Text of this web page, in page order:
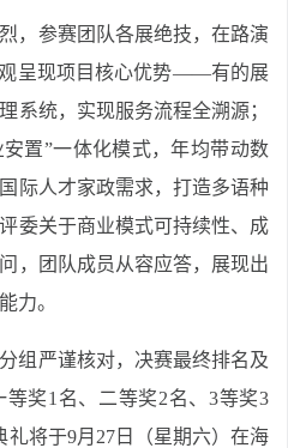
，参赛团队各展绝技，在路演
呈现项目核心优势——有的展
系统，实现服务流程全溯源；
置”一体化模式，年均带动数
际人才家政需求，打造多语种
委关于商业模式可持续性、成
，团队成员从容应答，展现出
力。
组严谨核对，决赛最终排名及
奖1名、二等奖2名、3等奖3
将于9月27日（星期六）在海